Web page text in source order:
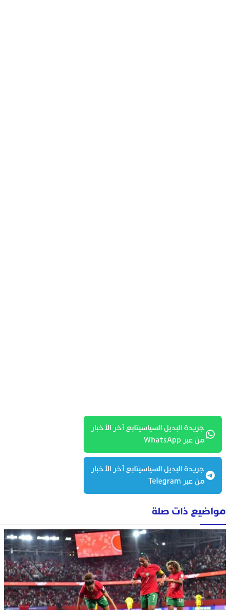
جريدة البديل السياسيتابع آخر الأخبار
من عبر WhatsApp
جريدة البديل السياسيتابع آخر الأخبار
من عبر Telegram
مواضيع ذات صلة